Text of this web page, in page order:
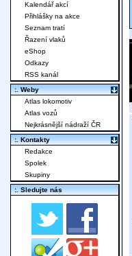
Kalendář akcí
Přihlášky na akce
Seznam tratí
Řazení vlaků
eShop
Odkazy
RSS kanál
:. Weby
Atlas lokomotiv
Atlas vozů
Nejkrásnější nádraží ČR
:. Kontakty
Redakce
Spolek
Skupiny
:. Sledujte nás